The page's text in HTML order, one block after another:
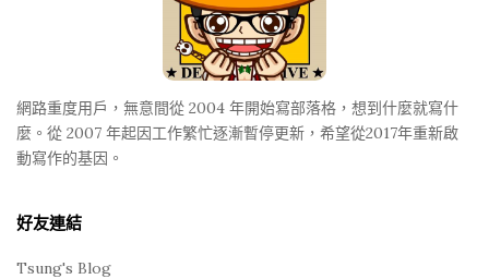
網路重度用戶，無意間從 2004 年開始寫部落格，想到什麼就寫什
麼。從 2007 年起因工作繁忙逐漸暫停更新，希望從2017年重新啟
動寫作的基因。
好友連結
Tsung's Blog